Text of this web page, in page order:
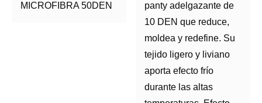
MICROFIBRA 50DEN
panty adelgazante de
10 DEN que reduce,
moldea y redefine. Su
tejido ligero y liviano
aporta efecto frío
durante las altas